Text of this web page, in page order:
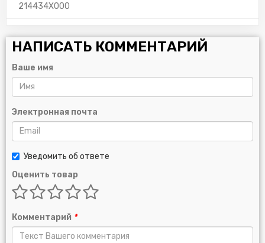
214434X000
НАПИСАТЬ КОММЕНТАРИЙ
Ваше имя
Электронная почта
Уведомить об ответе
Оценить товар
Комментарий *